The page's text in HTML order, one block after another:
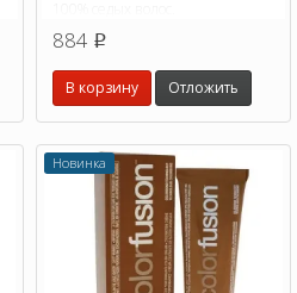
884 p
В корзину Отложить
Новинка